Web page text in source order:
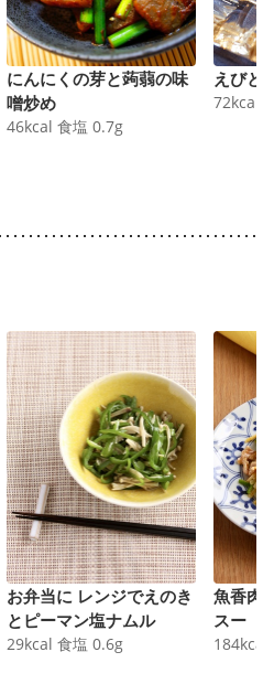
にんにくの芽と蒟蒻の味
噌炒め
46kcal 食塩 0.7g
えびと
72kcal
お弁当に レンジでえのき
とピーマン塩ナムル
29kcal 食塩 0.6g
魚香肉
スー
184kcal